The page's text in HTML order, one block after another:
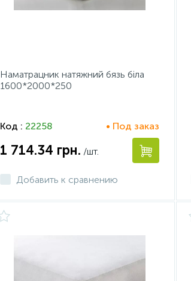
Наматрацник натяжний бязь біла
1600*2000*250
Код : 22258 • Под заказ
1 714.34 грн. /шт.
Добавить к сравнению